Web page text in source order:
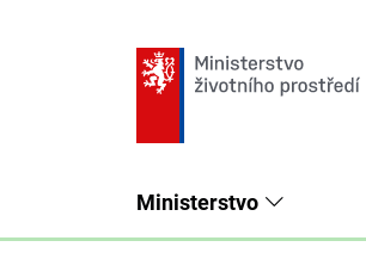
Ministerstvo